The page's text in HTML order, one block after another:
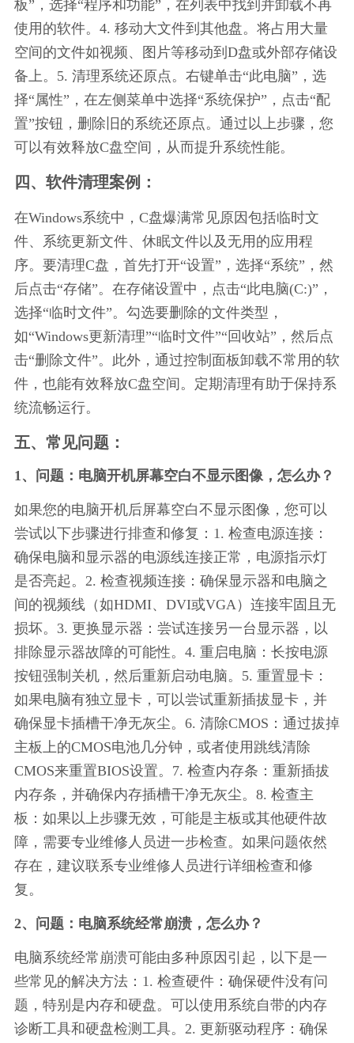
板”，选择“程序和功能”，在列表中找到并卸载不再
使用的软件。4. 移动大文件到其他盘。将占用大量
空间的文件如视频、图片等移动到D盘或外部存储设
备上。5. 清理系统还原点。右键单击“此电脑”，选
择“属性”，在左侧菜单中选择“系统保护”，点击“配
置”按钮，删除旧的系统还原点。通过以上步骤，您
可以有效释放C盘空间，从而提升系统性能。
四、软件清理案例：
在Windows系统中，C盘爆满常见原因包括临时文
件、系统更新文件、休眠文件以及无用的应用程
序。要清理C盘，首先打开“设置”，选择“系统”，然
后点击“存储”。在存储设置中，点击“此电脑(C:)”，
选择“临时文件”。勾选要删除的文件类型，
如“Windows更新清理”“临时文件”“回收站”，然后点
击“删除文件”。此外，通过控制面板卸载不常用的软
件，也能有效释放C盘空间。定期清理有助于保持系
统流畅运行。
五、常见问题：
1、问题：电脑开机屏幕空白不显示图像，怎么办？
如果您的电脑开机后屏幕空白不显示图像，您可以
尝试以下步骤进行排查和修复：1. 检查电源连接：
确保电脑和显示器的电源线连接正常，电源指示灯
是否亮起。2. 检查视频连接：确保显示器和电脑之
间的视频线（如HDMI、DVI或VGA）连接牢固且无
损坏。3. 更换显示器：尝试连接另一台显示器，以
排除显示器故障的可能性。4. 重启电脑：长按电源
按钮强制关机，然后重新启动电脑。5. 重置显卡：
如果电脑有独立显卡，可以尝试重新插拔显卡，并
确保显卡插槽干净无灰尘。6. 清除CMOS：通过拔掉
主板上的CMOS电池几分钟，或者使用跳线清除
CMOS来重置BIOS设置。7. 检查内存条：重新插拔
内存条，并确保内存插槽干净无灰尘。8. 检查主
板：如果以上步骤无效，可能是主板或其他硬件故
障，需要专业维修人员进一步检查。如果问题依然
存在，建议联系专业维修人员进行详细检查和修
复。
2、问题：电脑系统经常崩溃，怎么办？
电脑系统经常崩溃可能由多种原因引起，以下是一
些常见的解决方法：1. 检查硬件：确保硬件没有问
题，特别是内存和硬盘。可以使用系统自带的内存
诊断工具和硬盘检测工具。2. 更新驱动程序：确保